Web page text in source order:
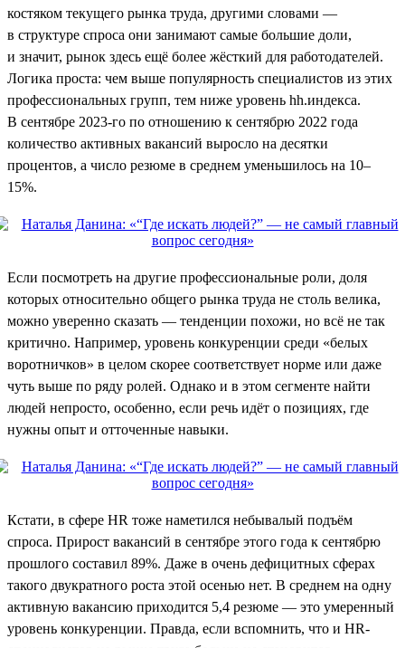
костяком текущего рынка труда, другими словами —
в структуре спроса они занимают самые большие доли,
и значит, рынок здесь ещё более жёсткий для работодателей.
Логика проста: чем выше популярность специалистов из этих
профессиональных групп, тем ниже уровень hh.индекса.
В сентябре 2023-го по отношению к сентябрю 2022 года
количество активных вакансий выросло на десятки
процентов, а число резюме в среднем уменьшилось на 10–
15%.
Если посмотреть на другие профессиональные роли, доля
которых относительно общего рынка труда не столь велика,
можно уверенно сказать — тенденции похожи, но всё не так
критично. Например, уровень конкуренции среди «белых
воротничков» в целом скорее соответствует норме или даже
чуть выше по ряду ролей. Однако и в этом сегменте найти
людей непросто, особенно, если речь идёт о позициях, где
нужны опыт и отточенные навыки.
Кстати, в сфере HR тоже наметился небывалый подъём
спроса. Прирост вакансий в сентябре этого года к сентябрю
прошлого составил 89%. Даже в очень дефицитных сферах
такого двукратного роста этой осенью нет. В среднем на одну
активную вакансию приходится 5,4 резюме — это умеренный
уровень конкуренции. Правда, если вспомнить, что и HR-